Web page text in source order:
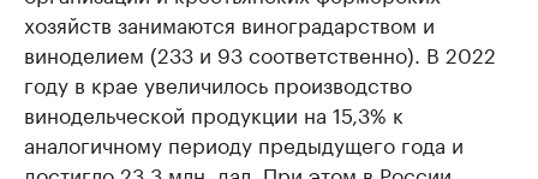
хозяйств занимаются виноградарством и
виноделием (233 и 93 соответственно). В 2022
году в крае увеличилось производство
винодельческой продукции на 15,3% к
аналогичному периоду предыдущего года и
достигло 23,3 млн. дал. При этом в России